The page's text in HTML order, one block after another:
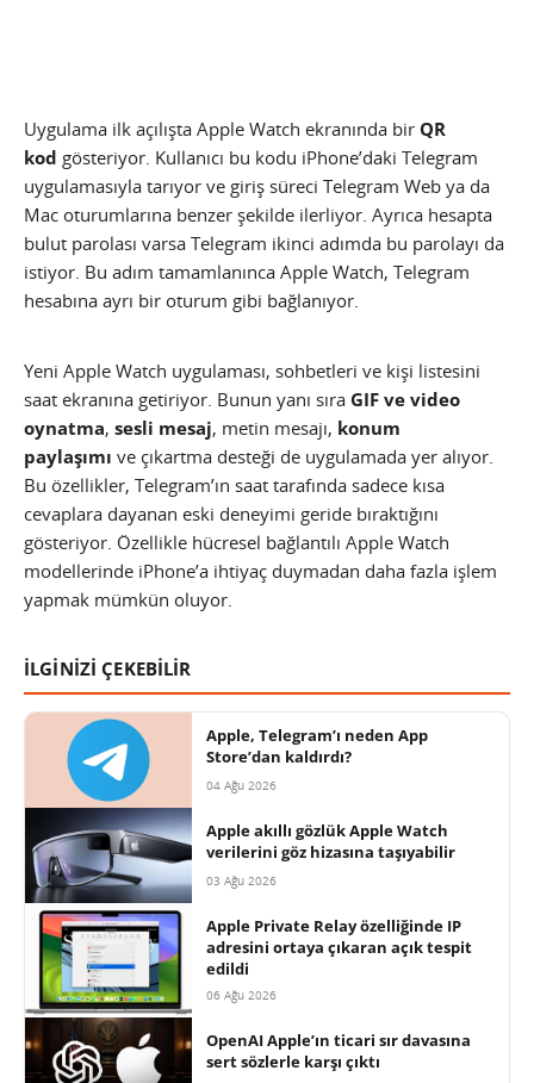
Uygulama ilk açılışta Apple Watch ekranında bir QR
kod gösteriyor. Kullanıcı bu kodu iPhone’daki Telegram
uygulamasıyla tarıyor ve giriş süreci Telegram Web ya da
Mac oturumlarına benzer şekilde ilerliyor. Ayrıca hesapta
bulut parolası varsa Telegram ikinci adımda bu parolayı da
istiyor. Bu adım tamamlanınca Apple Watch, Telegram
hesabına ayrı bir oturum gibi bağlanıyor.
Yeni Apple Watch uygulaması, sohbetleri ve kişi listesini
saat ekranına getiriyor. Bunun yanı sıra GIF ve video
oynatma, sesli mesaj, metin mesajı, konum
paylaşımı ve çıkartma desteği de uygulamada yer alıyor.
Bu özellikler, Telegram’ın saat tarafında sadece kısa
cevaplara dayanan eski deneyimi geride bıraktığını
gösteriyor. Özellikle hücresel bağlantılı Apple Watch
modellerinde iPhone’a ihtiyaç duymadan daha fazla işlem
yapmak mümkün oluyor.
İLGİNİZİ ÇEKEBİLİR
Apple, Telegram’ı neden App
Store’dan kaldırdı?
04 Ağu 2026
Apple akıllı gözlük Apple Watch
verilerini göz hizasına taşıyabilir
03 Ağu 2026
Apple Private Relay özelliğinde IP
adresini ortaya çıkaran açık tespit
edildi
06 Ağu 2026
OpenAI Apple’ın ticari sır davasına
sert sözlerle karşı çıktı